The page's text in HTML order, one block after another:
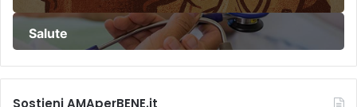
Salute
Sostieni AMAperBENE.it